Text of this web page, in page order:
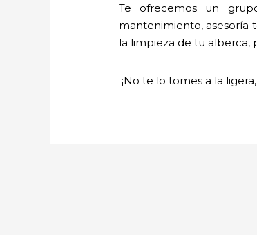
Te ofrecemos un
mantenimiento, asesoría
la limpieza de tu alberca,
¡No te lo tomes a la